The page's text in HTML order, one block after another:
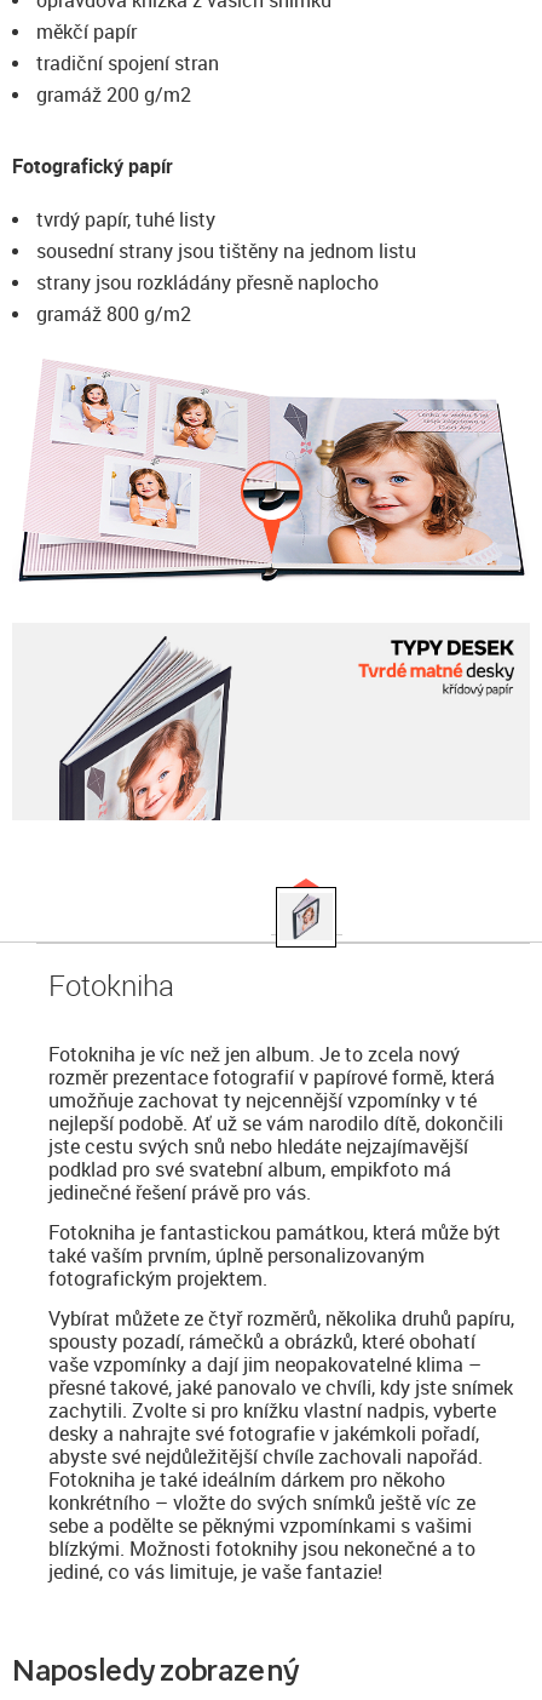
měkčí papír
tradiční spojení stran
gramáž 200 g/m2
Fotografický papír
tvrdý papír, tuhé listy
sousední strany jsou tištěny na jednom listu
strany jsou rozkládány přesně naplocho
gramáž 800 g/m2
Fotokniha
Fotokniha je víc než jen album. Je to zcela nový
rozměr prezentace fotografií v papírové formě, která
umožňuje zachovat ty nejcennější vzpomínky v té
nejlepší podobě. Ať už se vám narodilo dítě, dokončili
jste cestu svých snů nebo hledáte nejzajímavější
podklad pro své svatební album, empikfoto má
jedinečné řešení právě pro vás.
Fotokniha je fantastickou památkou, která může být
také vaším prvním, úplně personalizovaným
fotografickým projektem.
Vybírat můžete ze čtyř rozměrů, několika druhů papíru,
spousty pozadí, rámečků a obrázků, které obohatí
vaše vzpomínky a dají jim neopakovatelné klima –
přesné takové, jaké panovalo ve chvíli, kdy jste snímek
zachytili. Zvolte si pro knížku vlastní nadpis, vyberte
desky a nahrajte své fotografie v jakémkoli pořadí,
abyste své nejdůležitější chvíle zachovali napořád.
Fotokniha je také ideálním dárkem pro někoho
konkrétního – vložte do svých snímků ještě víc ze
sebe a podělte se pěknými vzpomínkami s vašimi
blízkými. Možnosti fotoknihy jsou nekonečné a to
jediné, co vás limituje, je vaše fantazie!
Naposledy zobrazený